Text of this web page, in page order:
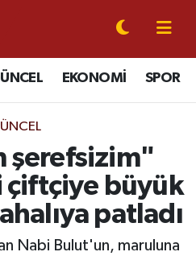
EKONOMİ SPOR
şerefsizim"
çiftçiye büyük
patladı
Nabi Bulut'un, maruluna
Eczaneler
Durumu
Vakitleri
Yoğunluk Haritası
ve Fikstür